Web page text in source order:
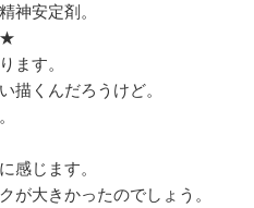
神安定剤。
★
ます。
描くんだろうけど。
感じます。
が大きかったのでしょう。